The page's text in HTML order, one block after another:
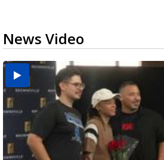
News Video